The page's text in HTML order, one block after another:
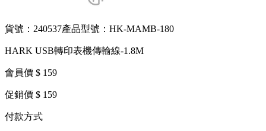
貨號：240537產品型號：HK-MAMB-180
HARK USB轉印表機傳輸線-1.8M
會員價 $ 159
促銷價 $ 159
付款方式